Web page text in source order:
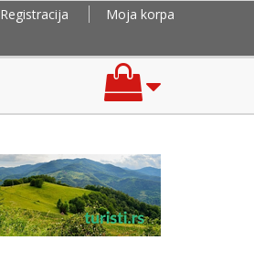
Registracija
Moja korpa